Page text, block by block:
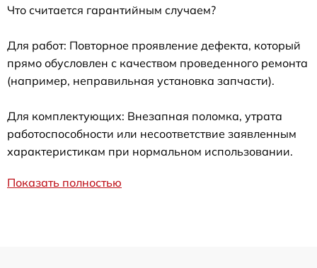
Что считается гарантийным случаем?
Для работ: Повторное проявление дефекта, который
прямо обусловлен с качеством проведенного ремонта
(например, неправильная установка запчасти).
Для комплектующих: Внезапная поломка, утрата
работоспособности или несоответствие заявленным
характеристикам при нормальном использовании.
Показать полностью